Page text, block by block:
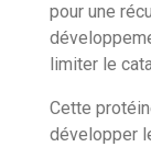
pour une
limiter le
Cette
développer